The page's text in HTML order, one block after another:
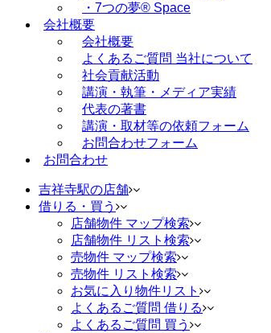
・7つの夢® Space
会社概要
会社概要
よくあるご質問 当社について
社会貢献活動
講演・執筆・メディア実績
代表の著書
講演・取材等の依頼フォーム
お問合わせフォーム
お問合わせ
吉祥寺駅の店舗
借りる・買う
店舗物件 マップ検索
店舗物件 リスト検索
売物件 マップ検索
売物件 リスト検索
お気に入り物件リスト
よくあるご質問 借りる
よくあるご質問 買う